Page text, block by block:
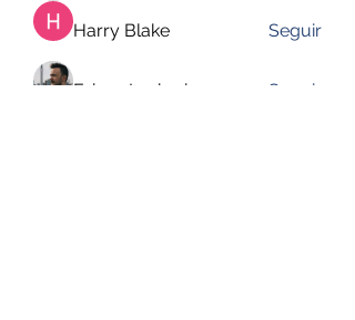
Harry Blake Seguir
Faizan Lashari
Seguir